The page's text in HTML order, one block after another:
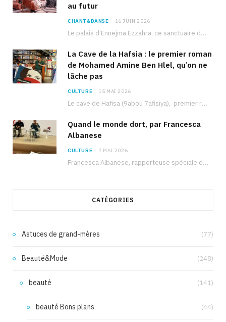
au futur
CHANT&DANSE 16 JUIN 2026
Le palais d’Ennejma Ezzahra, ce sanctuaire de la musique tunisienne et méditerranéenne construit par le…
La Cave de la Hafsia : le premier roman
de Mohamed Amine Ben Hlel, qu’on ne
lâche pas
CULTURE 15 MAI 2026
Le cave de Hafisa (9abou 7afisiya), premier roman du journaliste tunisien Mohamed Amine Ben Hlel,…
Quand le monde dort, par Francesca
Albanese
CULTURE 7 MAI 2026
Francesca Albanese, rapporteuse spéciale de l’ONU sur les territoires palestiniens occupés, était à Tunis pour…
CATÉGORIES
Astuces de grand-mères (77)
Beauté&Mode (248)
beauté (141)
beauté Bons plans (44)